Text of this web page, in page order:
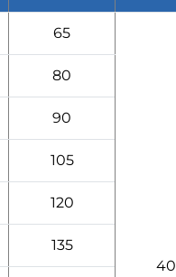
65
40
80
90
105
120
135